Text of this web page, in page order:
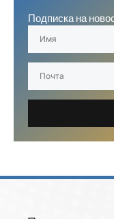
Подписка на